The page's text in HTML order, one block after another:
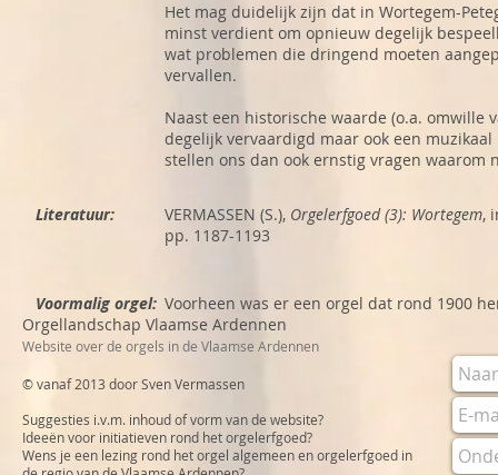
Het mag duidelijk zijn dat in Wortegem-
minst verdient om opnieuw degelijk
wat problemen die dringend moeten
vervallen.
Naast een historische waarde (o.a.
degelijk vervaardigd maar ook een
stellen ons dan ook ernstig vragen
Literatuur: VERMASSEN (S.), Orgelerfgoed (3): Wortegem,
pp. 1187-1193
Voormalig orgel: Voorheen was er een orgel dat rond 1900
Orgellandschap Vlaamse Ardennen
Website over de orgels in de Vlaamse Ardennen
© vanaf 2013 door Sven Vermassen
Suggesties i.v.m. inhoud of vorm van de website?
Ideeën voor initiatieven rond het orgelerfgoed?
Wens je een lezing rond het orgel algemeen en orgelerfgoed in